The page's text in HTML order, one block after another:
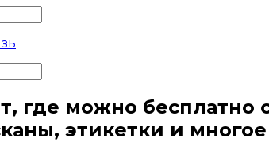
где можно бесплатно
этикетки и